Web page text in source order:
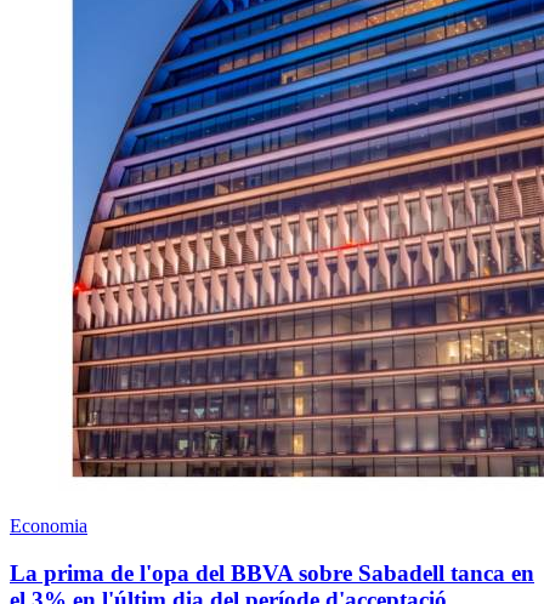
Economia
La prima de l'opa del BBVA sobre Sabadell tanca en